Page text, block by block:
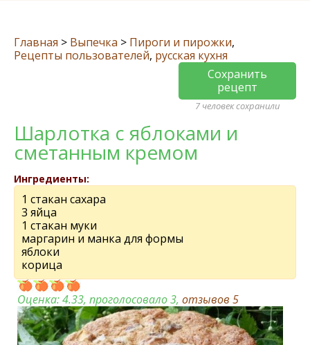
Главная > Выпечка > Пироги и пирожки,
Рецепты пользователей, русская кухня
Сохранить
рецепт
7 человек сохранили
Шарлотка с яблоками и
сметанным кремом
Ингредиенты:
1 стакан сахара
3 яйца
1 стакан муки
маргарин и манка для формы
яблоки
корица
Оценка:4.33, проголосовало 3, отзывов 5